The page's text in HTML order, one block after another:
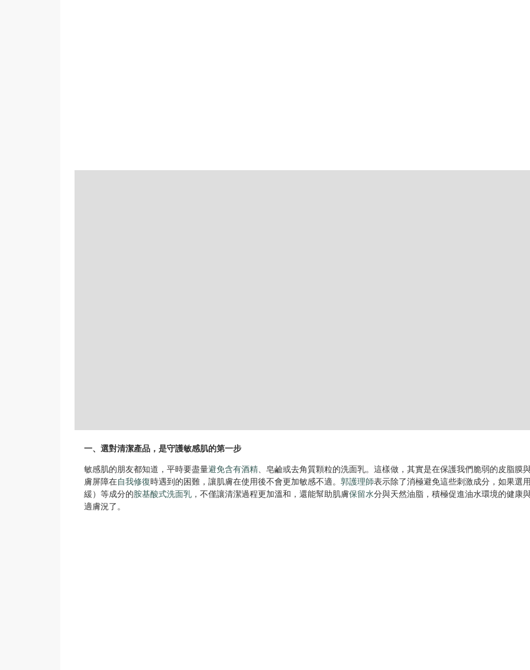
一、選對清潔產品，是守護敏感肌的第一步
敏感肌的朋友都知道，平時要盡量避免含有酒精、皂鹼或去角質顆粒的洗面乳。這樣做，其實是在保護我們脆弱的皮脂膜
膚屏障在自我修復時遇到的困難，讓肌膚在使用後不會更加敏感不適。 郭護理師表示除了消極避免這些刺激成分，如果選
緩）等成分的胺基酸式洗面乳 ，不僅讓清潔過程更加溫和，還能幫助肌膚保留水分與天然油脂，積極促進油水環境的健康
適膚況了。